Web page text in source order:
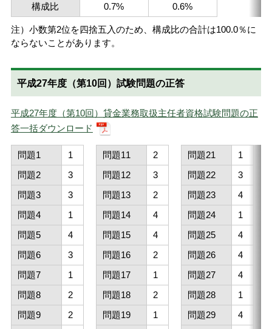
構成比
0.7% 0.6%
注）小数第2位を四捨五入のため、構成比の合計は100.0％に
ならないことがあります。
平成27年度（第10回）試験問題の正答
平成27年度（第10回）貸金業務取扱主任者資格試験問題の正
答一括ダウンロード
問題1
1
問題2
3
問題3
3
問題4
1
問題5
4
問題6
3
問題7
1
問題8
2
問題9
2
問題11
2
問題12
3
問題13
2
問題14
4
問題15
4
問題16
2
問題17
1
問題18
2
問題19
1
問題21
1
問題22
3
問題23
4
問題24
1
問題25
4
問題26
4
問題27
4
問題28
1
問題29
4